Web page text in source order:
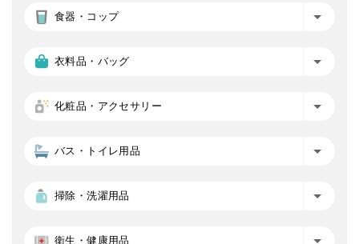
食器・コップ
衣料品・バッグ
化粧品・アクセサリー
バス・トイレ用品
掃除・洗濯用品
衛生・健康用品